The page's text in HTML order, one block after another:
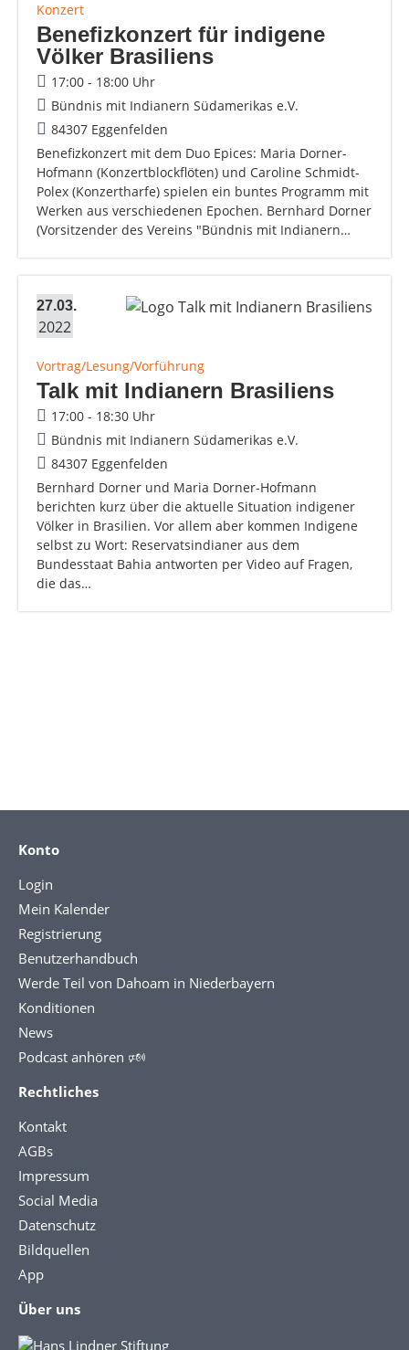
Konzert
Benefizkonzert für indigene
Völker Brasiliens
17:00 - 18:00 Uhr
Bündnis mit Indianern Südamerikas e.V.
84307 Eggenfelden
Benefizkonzert mit dem Duo Epices: Maria Dorner-
Hofmann (Konzertblockflöten) und Caroline Schmidt-
Polex (Konzertharfe) spielen ein buntes Programm mit
Werken aus verschiedenen Epochen. Bernhard Dorner
(Vorsitzender des Vereins "Bündnis mit Indianern…
27.03.
2022
Vortrag/Lesung/Vorführung
Talk mit Indianern Brasiliens
17:00 - 18:30 Uhr
Bündnis mit Indianern Südamerikas e.V.
84307 Eggenfelden
Bernhard Dorner und Maria Dorner-Hofmann
berichten kurz über die aktuelle Situation indigener
Völker in Brasilien. Vor allem aber kommen Indigene
selbst zu Wort: Reservatsindianer aus dem
Bundesstaat Bahia antworten per Video auf Fragen,
die das…
Konto
Login
Mein Kalender
Registrierung
Benutzerhandbuch
Werde Teil von Dahoam in Niederbayern
Konditionen
News
Podcast anhören 🕬
Rechtliches
Kontakt
AGBs
Impressum
Social Media
Datenschutz
Bildquellen
App
Über uns